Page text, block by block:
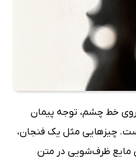
روی خط چشم، توجه پیمان
چیزهایی مثل یک فنجان،
مایع ظرف‌شویی در متن